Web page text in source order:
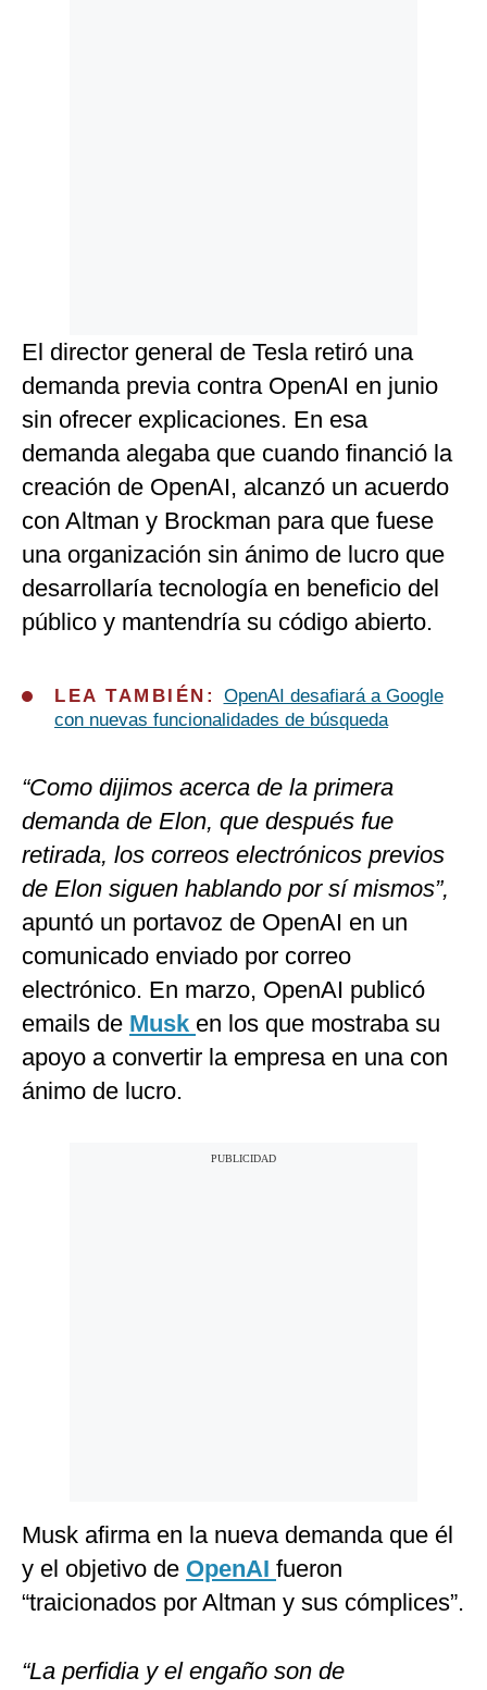
El director general de Tesla retiró una
demanda previa contra OpenAI en junio
sin ofrecer explicaciones. En esa
demanda alegaba que cuando financió la
creación de OpenAI, alcanzó un acuerdo
con Altman y Brockman para que fuese
una organización sin ánimo de lucro que
desarrollaría tecnología en beneficio del
público y mantendría su código abierto.
LEA TAMBIÉN: OpenAI desafiará a Google
con nuevas funcionalidades de búsqueda
“Como dijimos acerca de la primera
demanda de Elon, que después fue
retirada, los correos electrónicos previos
de Elon siguen hablando por sí mismos”,
apuntó un portavoz de OpenAI en un
comunicado enviado por correo
electrónico. En marzo, OpenAI publicó
emails de Musk en los que mostraba su
apoyo a convertir la empresa en una con
ánimo de lucro.
Musk afirma en la nueva demanda que él
y el objetivo de OpenAI fueron
“traicionados por Altman y sus cómplices”.
“La perfidia y el engaño son de